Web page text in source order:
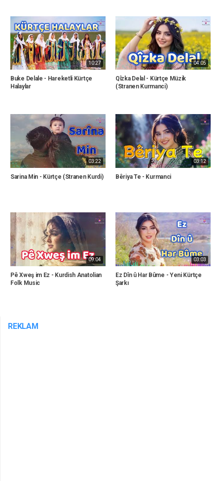
10:27
Buke Delale - Hareketli Kürtçe
Halaylar
04:05
Qîzka Delal - Kürtçe Müzik
(Stranen Kurmanci)
03:22
Sarina Min - Kürtçe (Stranen Kurdi)
03:12
Bêriya Te - Kurmanci
09:04
Pê Xweş im Ez - Kurdish Anatolian
Folk Music
03:03
Ez Dîn û Har Bûme - Yeni Kürtçe
Şarkı
REKLAM